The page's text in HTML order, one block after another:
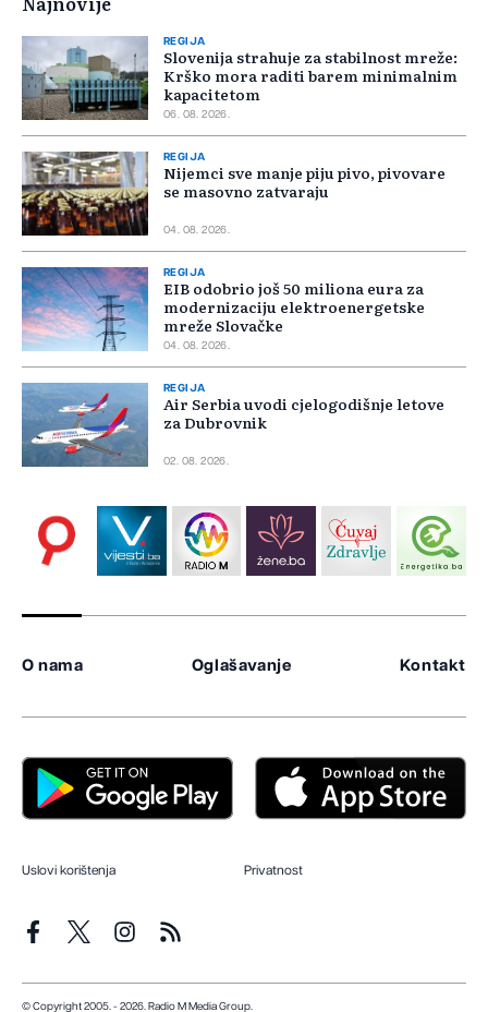
REGIJA
Slovenija strahuje za stabilnost mreže:
Krško mora raditi barem minimalnim
kapacitetom
06. 08. 2026.
REGIJA
Nijemci sve manje piju pivo, pivovare
se masovno zatvaraju
04. 08. 2026.
REGIJA
EIB odobrio još 50 miliona eura za
modernizaciju elektroenergetske
mreže Slovačke
04. 08. 2026.
REGIJA
Air Serbia uvodi cjelogodišnje letove
za Dubrovnik
02. 08. 2026.
O nama Oglašavanje Kontakt
Uslovi korištenja Privatnost
© Copyright 2005. - 2026. Radio M Media Group.